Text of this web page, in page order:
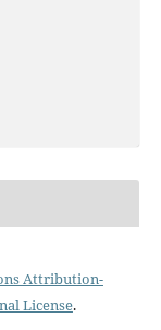
Attribution-
License.